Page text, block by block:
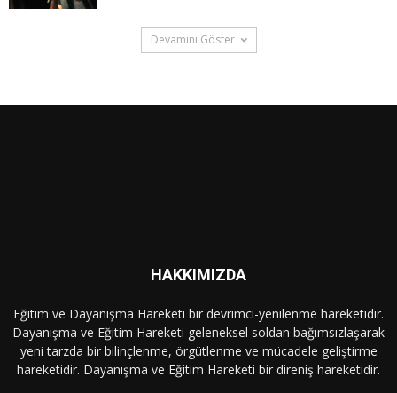
Devamını Göster
HAKKIMIZDA
Eğitim ve Dayanışma Hareketi bir devrimci-yenilenme hareketidir.
Dayanışma ve Eğitim Hareketi geleneksel soldan bağımsızlaşarak
yeni tarzda bir bilinçlenme, örgütlenme ve mücadele geliştirme
hareketidir. Dayanışma ve Eğitim Hareketi bir direniş hareketidir.